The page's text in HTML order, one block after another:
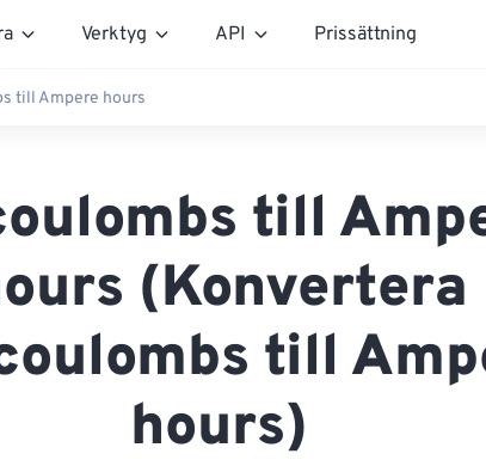
Verktyg API Prissättning
till Ampere hours
till
(Konvertera
till
hours)